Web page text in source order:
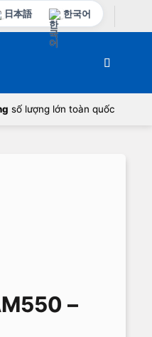
日本語 한국어
số lượng lớn toàn quốc
–